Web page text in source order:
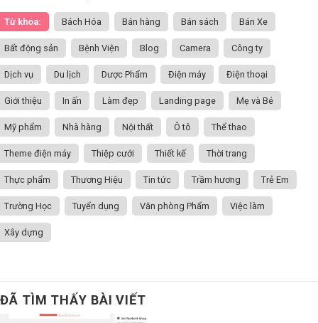
Từ khóa: Bách Hóa Bán hàng Bán sách Bán Xe
Bất động sản Bệnh Viện Blog Camera Công ty
Dịch vụ Du lịch Dược Phẩm Điện máy Điện thoại
Giới thiệu In ấn Làm đẹp Landing page Mẹ và Bé
Mỹ phẩm Nhà hàng Nội thất Ô tô Thể thao
Theme điện máy Thiệp cưới Thiết kế Thời trang
Thực phẩm Thương Hiệu Tin tức Trầm hương Trẻ Em
Trường Học Tuyển dụng Văn phòng Phẩm Việc làm
Xây dựng
ĐÃ TÌM THẤY BÀI VIẾT